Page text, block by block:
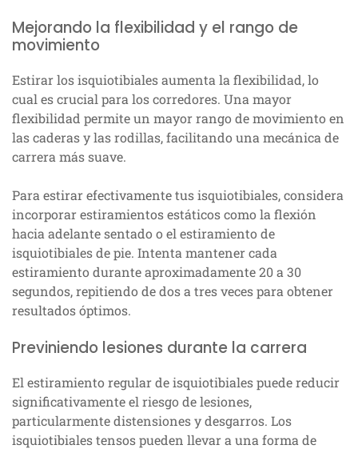
Mejorando la flexibilidad y el rango de
movimiento
Estirar los isquiotibiales aumenta la flexibilidad, lo
cual es crucial para los corredores. Una mayor
flexibilidad permite un mayor rango de movimiento en
las caderas y las rodillas, facilitando una mecánica de
carrera más suave.
Para estirar efectivamente tus isquiotibiales, considera
incorporar estiramientos estáticos como la flexión
hacia adelante sentado o el estiramiento de
isquiotibiales de pie. Intenta mantener cada
estiramiento durante aproximadamente 20 a 30
segundos, repitiendo de dos a tres veces para obtener
resultados óptimos.
Previniendo lesiones durante la carrera
El estiramiento regular de isquiotibiales puede reducir
significativamente el riesgo de lesiones,
particularmente distensiones y desgarros. Los
isquiotibiales tensos pueden llevar a una forma de